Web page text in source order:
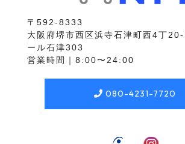
〒592-8333
大阪府堺市西区浜寺石津町西4丁
ール石津303
営業時間｜8:00〜24:00
080-4231-7720